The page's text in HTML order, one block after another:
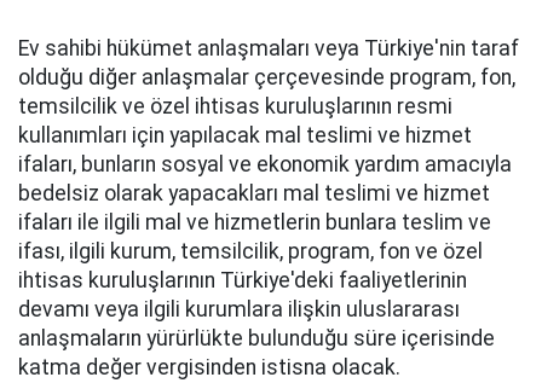
Ev sahibi hükümet anlaşmaları veya Türkiye'nin taraf
olduğu diğer anlaşmalar çerçevesinde program, fon,
temsilcilik ve özel ihtisas kuruluşlarının resmi
kullanımları için yapılacak mal teslimi ve hizmet
ifaları, bunların sosyal ve ekonomik yardım amacıyla
bedelsiz olarak yapacakları mal teslimi ve hizmet
ifaları ile ilgili mal ve hizmetlerin bunlara teslim ve
ifası, ilgili kurum, temsilcilik, program, fon ve özel
ihtisas kuruluşlarının Türkiye'deki faaliyetlerinin
devamı veya ilgili kurumlara ilişkin uluslararası
anlaşmaların yürürlükte bulunduğu süre içerisinde
katma değer vergisinden istisna olacak.